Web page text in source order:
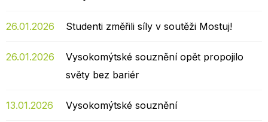
26.01.2026 Studenti změřili síly v soutěži Mostuj!
26.01.2026
Vysokomýtské souznění opět propojilo
světy bez bariér
13.01.2026 Vysokomýtské souznění